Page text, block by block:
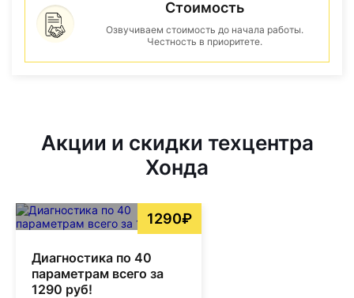
Стоимость
Озвучиваем стоимость до начала работы.
Честность в приоритете.
Акции и скидки техцентра
Хонда
1290₽
Диагностика по 40
параметрам всего за
1290 руб!